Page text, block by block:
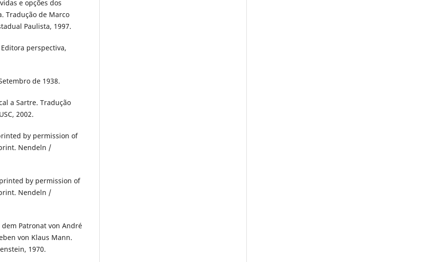
e opções dos
Tradução de Marco
Paulista, 1997.
perspectiva,
de 1938.
a Sartre. Tradução
2002.
by permission of
Nendeln /
by permission of
Nendeln /
Patronat von André
von Klaus Mann.
1970.